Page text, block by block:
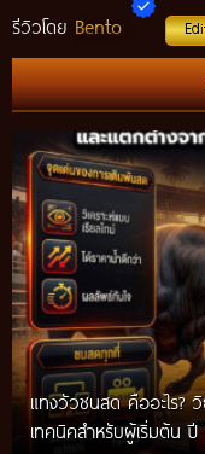
รีวิวโดย Bento
แทงวัวชนสด คืออะไร?
เทคนิคสำหรับผู้เริ่มต้น ปี